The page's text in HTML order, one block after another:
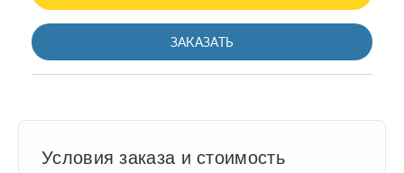
ЗАКАЗАТЬ
Условия заказа и стоимость